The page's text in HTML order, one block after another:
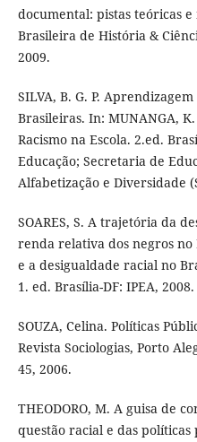
documental: pistas teóricas e
Brasileira de História &
2009.
SILVA, B. G. P.
Brasileiras. In: MUNANGA,
Racismo na Escola. 2.ed.
Educação; Secretaria de
Alfabetização e Diversidade
SOARES, S. A trajetória da
renda relativa dos negros
e a desigualdade racial no
1. ed. Brasília-DF: IPEA, 2008.
SOUZA, Celina. Políticas
Revista Sociologias, Porto
45, 2006.
THEODORO, M. A guisa de
questão racial e das políticas